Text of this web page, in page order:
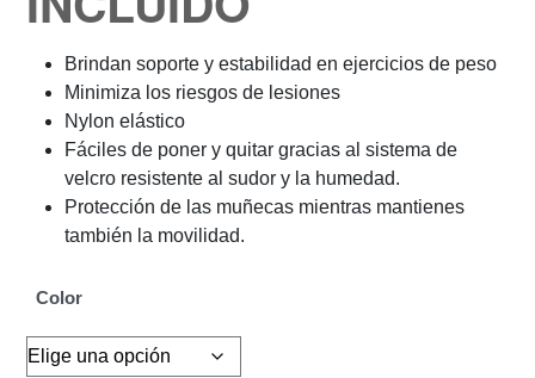
Brindan soporte y estabilidad en ejercicios de peso
Minimiza los riesgos de lesiones
Nylon elástico
Fáciles de poner y quitar gracias al sistema de
velcro resistente al sudor y la humedad.
Protección de las muñecas mientras mantienes
también la movilidad.
Color